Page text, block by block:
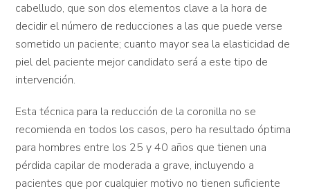
cabelludo, que son dos elementos clave a la hora de
decidir el número de reducciones a las que puede verse
sometido un paciente; cuanto mayor sea la elasticidad de
piel del paciente mejor candidato será a este tipo de
intervención.
Esta técnica para la reducción de la coronilla no se
recomienda en todos los casos, pero ha resultado óptima
para hombres entre los 25 y 40 años que tienen una
pérdida capilar de moderada a grave, incluyendo a
pacientes que por cualquier motivo no tienen suficiente